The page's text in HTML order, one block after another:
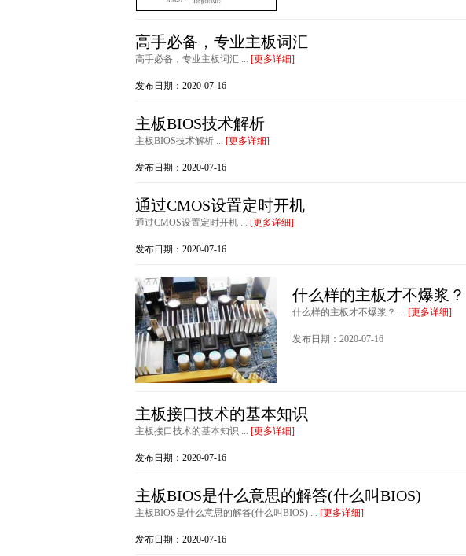
高手必备，专业主板词汇
高手必备，专业主板词汇 ... [更多详细]
发布日期：2020-07-16
主板BIOS技术解析
主板BIOS技术解析 ... [更多详细]
发布日期：2020-07-16
通过CMOS设置定时开机
通过CMOS设置定时开机 ... [更多详细]
发布日期：2020-07-16
什么样的主板才不爆浆？
什么样的主板才不爆浆？ ... [更多详细]
发布日期：2020-07-16
主板接口技术的基本知识
主板接口技术的基本知识 ... [更多详细]
发布日期：2020-07-16
主板BIOS是什么意思的解答(什么叫BIOS)
主板BIOS是什么意思的解答(什么叫BIOS) ... [更多详细]
发布日期：2020-07-16